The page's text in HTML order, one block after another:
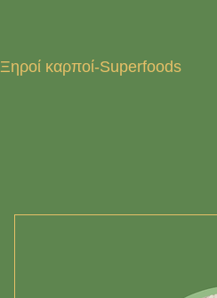
Ξηροί καρποί-Superfoods